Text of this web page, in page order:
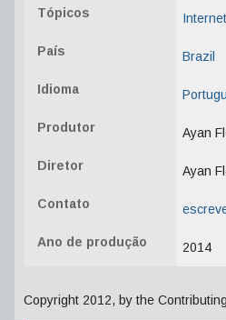
Tópicos Internet
País Brazil
Idioma
Produtor Ayan
Diretor Ayan
Contato
Ano de produção 2014
Copyright 2012, by the